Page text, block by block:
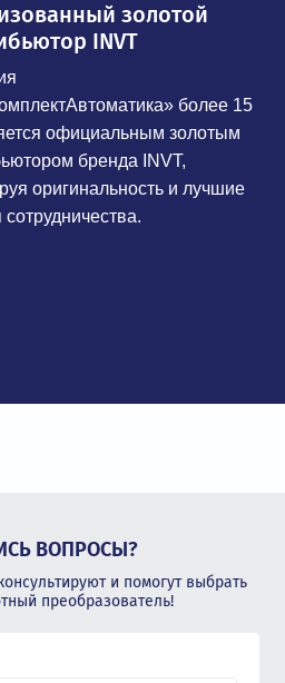
золотой
INVT
более 15
официальным золотым
бренда INVT,
оригинальность и лучшие
сотрудничества.
ВОПРОСЫ?
и помогут выбрать
преобразователь!